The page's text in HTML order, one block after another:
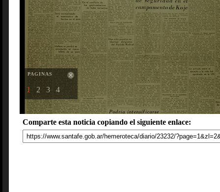
PAGINAS
1 2 3 4
Comparte esta noticia copiando el siguiente enlace: